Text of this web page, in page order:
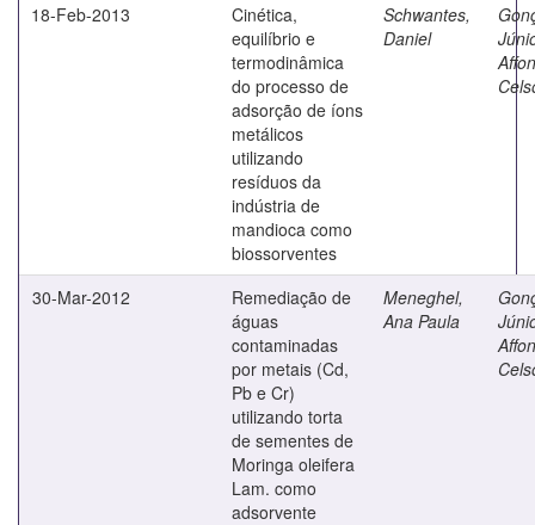
18-Feb-2013
Cinética,
equilíbrio e
termodinâmica
do processo de
adsorção de íons
metálicos
utilizando
resíduos da
indústria de
mandioca como
biossorventes
Schwantes,
Daniel
30-Mar-2012
Remediação de
águas
contaminadas
por metais (Cd,
Pb e Cr)
utilizando torta
de sementes de
Moringa oleifera
Lam. como
adsorvente
Meneghel,
Ana Paula